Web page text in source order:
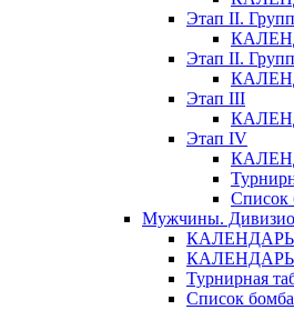
Этап II.
Этап II.
Этап III
Этап IV
Список
Мужчины.
Турнирная
Список